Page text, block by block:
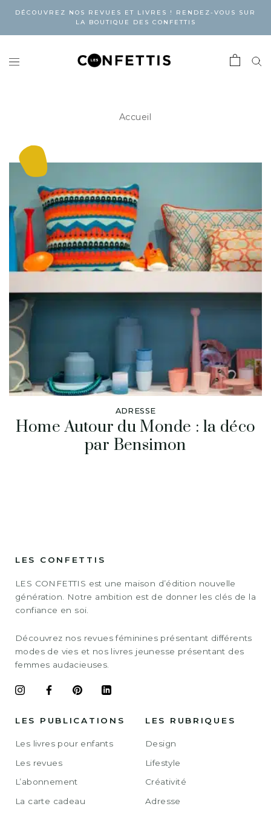
DÉCOUVREZ NOS REVUES ET LIVRES ! RENDEZ-VOUS SUR
LA BOUTIQUE DES CONFETTIS
Accueil
ADRESSE
Home Autour du Monde : la déco
par Bensimon
LES CONFETTIS
LES CONFETTIS est une maison d’édition nouvelle
génération. Notre ambition est de donner les clés de la
confiance en soi.
Découvrez nos revues féminines présentant différents
modes de vies et nos livres jeunesse présentant des
femmes audacieuses.
LES PUBLICATIONS
Les livres pour enfants
Les revues
L’abonnement
La carte cadeau
LES RUBRIQUES
Design
Lifestyle
Créativité
Adresse